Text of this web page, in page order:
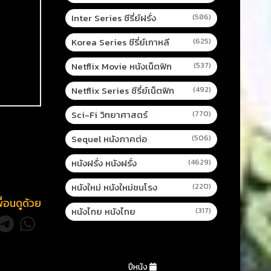
อนดูด้วย
Inter Series ซีรี่ย์ฝรั่ง (586)
Korea Series ซีรี่ย์เกาหลี (625)
Netflix Movie หนังเน็ตฟิก (537)
Netflix Series ซีรี่ย์เน็ตฟิก (492)
Sci-Fi วิทยาศาสตร์ (770)
Sequel หนังภาคต่อ (506)
หนังฝรั่ง หนังฝรั่ง (4629)
หนังใหม่ หนังใหม่ชนโรง (220)
หนังไทย หนังไทย (317)
ปีหนัง